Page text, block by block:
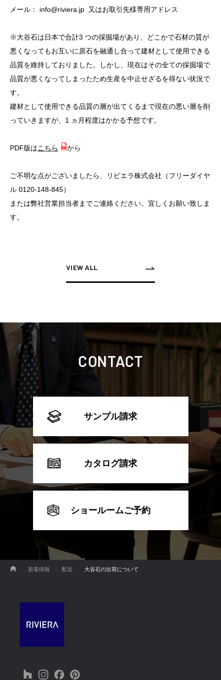
メール： info@riviera.jp 又はお取引先様専用アドレス
※大谷石は日本で合計3 つの採掘場があり、どこかで石材の質が
悪くなってもお互いに原石を融通し合って建材として使用できる
品質を維持しておりました。しかし、現在はその全ての採掘場で
品質が悪くなってしまったため生産を中止せざるを得ない状況で
す。
建材として使用できる品質の層が出てくるまで現在の悪い層を削
っていきますが、1 ヵ月程度はかかる予想です。
PDF版はこちら から
ご不明な点がございましたら、リビエラ株式会社（フリーダイヤ
ル 0120-148-845）
または弊社営業担当者までご連絡ください。宜しくお願い致しま
す。
VIEW ALL
CONTACT
サンプル請求
カタログ請求
ショールームご予約
新着情報 配送 大谷石の出荷について